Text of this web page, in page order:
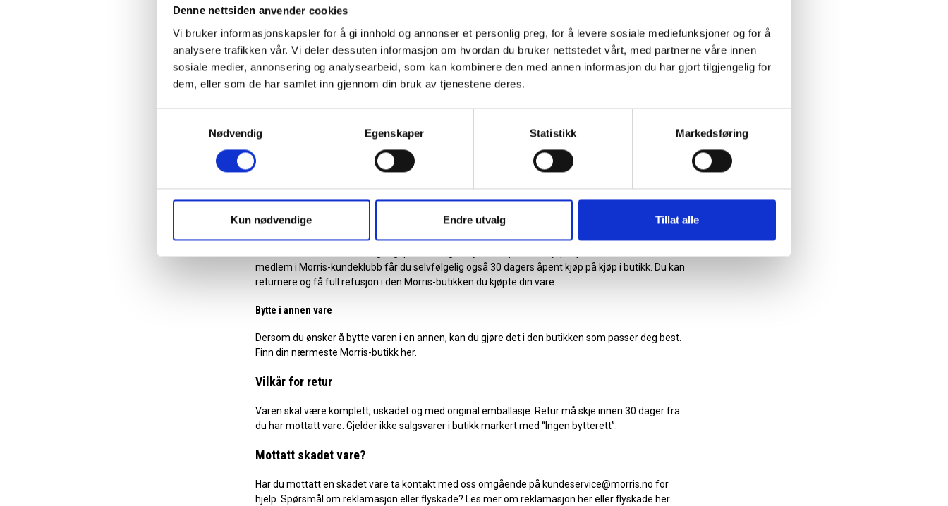
Denne nettsiden anvender cookies
Vi bruker informasjonskapsler for å gi innhold og annonser et personlig preg, for å levere sosiale mediefunksjoner og for å
analysere trafikken vår. Vi deler dessuten informasjon om hvordan du bruker nettstedet vårt, med partnerne våre innen
sosiale medier, annonsering og analysearbeid, som kan kombinere den med annen informasjon du har gjort tilgjengelig for
dem, eller som de har samlet inn gjennom din bruk av tjenestene deres.
Nødvendig
Egenskaper Statistikk Markedsføring
Kun nødvendige Endre utvalg Tillat alle
Høstbakken 11
Returnere Klikk & Hent
Varer kjøpt via klikk og hent, kan returneres for full refusjon eller byttes i annen vare innen 30
Du kan bytte alle varer kjøpt på nett til en annen vare innen 30 dager, i den butikken som passer
deg best.
Finn din nærmeste Morris-butikk her.
Returnere vare kjøpt i butikk
Pengene tilbake
medlem i Morris-kundeklubb får du selvfølgelig også 30 dagers åpent kjøp på kjøp i butikk. Du kan
returnere og få full refusjon i den Morris-butikken du kjøpte din vare.
Bytte i annen vare
Dersom du ønsker å bytte varen i en annen, kan du gjøre det i den butikken som passer deg best.
Finn din nærmeste Morris-butikk her.
Vilkår for retur
Varen skal være komplett, uskadet og med original emballasje. Retur må skje innen 30 dager fra
du har mottatt vare. Gjelder ikke salgsvarer i butikk markert med “Ingen bytterett”.
Mottatt skadet vare?
Har du mottatt en skadet vare ta kontakt med oss omgående på kundeservice@morris.no for
hjelp. Spørsmål om reklamasjon eller flyskade? Les mer om reklamasjon herellerflyskade her.